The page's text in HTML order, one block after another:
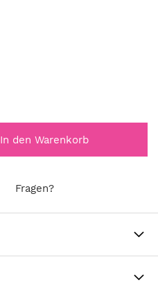
In den Warenkorb
Fragen?